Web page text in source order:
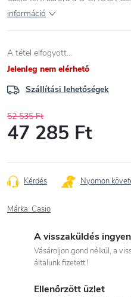
információ
A tétel elfogyott…
Jelenleg nem elérhető
Szállítási lehetőségek
52 535 Ft
47 285 Ft
Kérdés Nyomon
Márka: Casio
A visszaküldés
Vásároljon gond nélkül, a
általunk fizetett !
Ellenőrzött üzlet